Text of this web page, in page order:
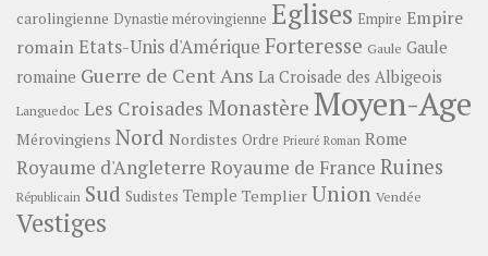
carolingienne Dynastie mérovingienne Eglises Empire Empire
romainEtats-Unis d'Amérique Forteresse Gaule Gaule
romaine Guerre de Cent Ans La Croisade des Albigeois
Languedoc Les Croisades Monastère Moyen-Age
Mérovingiens Nord Nordistes Ordre Prieuré Roman Rome
Royaume d'Angleterre Royaume de France Ruines
Républicain Sud Sudistes Temple Templier Union Vendée
Vestiges